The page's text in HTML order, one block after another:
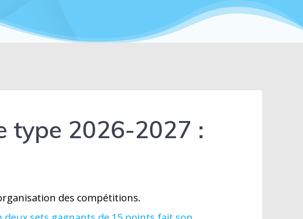
type 2026-2027 :
des compétitions.